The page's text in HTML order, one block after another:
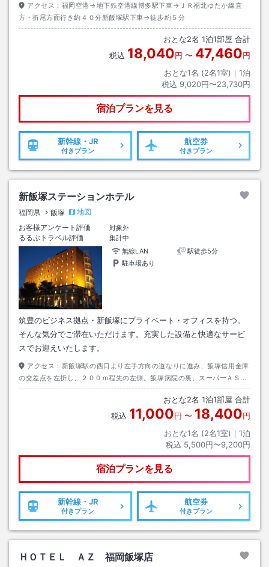
アクセス： 福岡空港→地下鉄空港線博多駅下車→ＪＲ福北ゆたか線直
方・折尾方面行き約４０分新飯塚駅下車→徒歩約５分
おとな2名 1泊1部屋 合計
税込 18,040円 〜 47,460円
おとな1名 (2名1室)｜ 1泊
税込 9,020円〜23,730円
宿泊プランを見る
新幹線・JR
付きプラン
航空券
付きプラン
新飯塚ステーションホテル
福岡県 飯塚
地図
お客様アンケート評価
対象外
るるぶトラベル評価
集計中
無線LAN
駅徒歩5分
駐車場あり
筑豊のビジネス拠点・新飯塚にプライベート・オフィスを持つ。
そんな気分でご滞在いただけます。充実した設備と快適なサービ
スでお迎えいたします。
アクセス： 新飯塚駅の西口より左手方向の道なりに進み、飯塚信用金庫
の交差点を左折し、２００ｍ程先の左側。飯塚病院の裏、スーパーＡＳＯ
の横に位置します。
おとな2名 1泊1部屋 合計
税込 11,000円 〜 18,400円
おとな1名 (2名1室)｜ 1泊
税込 5,500円〜9,200円
宿泊プランを見る
新幹線・JR
付きプラン
航空券
付きプラン
ＨＯＴＥＬ ＡＺ 福岡飯塚店